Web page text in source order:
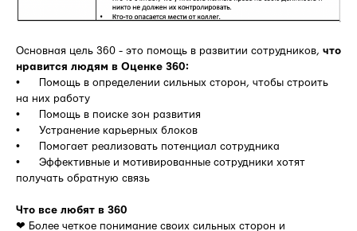
Основная цель 360 - это помощь в развитии сотрудников, что
нравится людям в Оценке 360:
• Помощь в определении сильных сторон, чтобы строить
на них работу
• Помощь в поиске зон развития
• Устранение карьерных блоков
• Помогает реализовать потенциал сотрудника
• Эффективные и мотивированные сотрудники хотят
получать обратную связь
Что все любят в 360
❤ Более четкое понимание своих сильных сторон и